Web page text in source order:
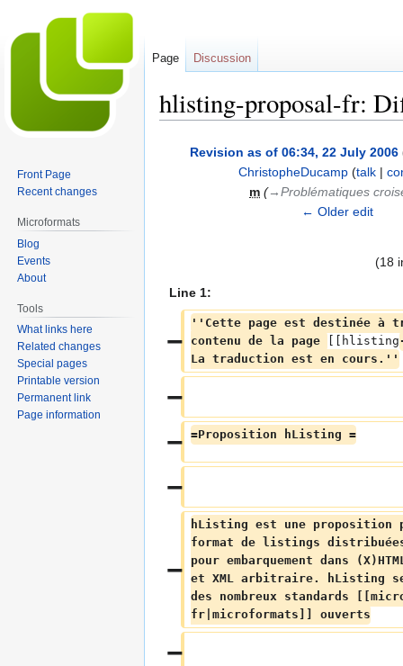
hlisting-proposal-fr:
Revision as of 06:34, 22 July 2006
ChristopheDucamp (talk |
m (→‎Problématiques
← Older edit
(18
Line 1:
''Cette page est destinée à
contenu de la page
[[hlisting
La traduction est en cours.''
=Proposition hListing =
hListing est une
format de listings
pour embarquement dans
et XML arbitraire. hListing
des nombreux standards
fr|microformats]] ouverts
Page Discussion
Front Page
Recent changes
Microformats
Blog
Events
About
Tools
What links here
Related changes
Special pages
Printable version
Permanent link
Page information